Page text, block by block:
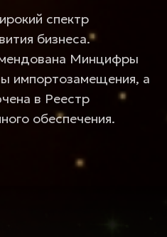
спектр
бизнеса.
Минцифры
импортозамещения, а
в Реестр
обеспечения.